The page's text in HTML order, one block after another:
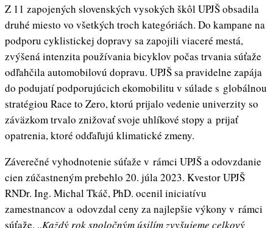
Z 11 zapojených slovenských vysokých škôl UPJŠ obsadila
druhé miesto vo všetkých troch kategóriách. Do kampane na
podporu cyklistickej dopravy sa zapojili viaceré mestá,
zvýšená intenzita používania bicyklov počas trvania súťaže
odľahčila automobilovú dopravu. UPJŠ sa pravidelne zapája
do podujatí podporujúcich ekomobilitu v súlade s globálnou
stratégiou Race to Zero, ktorú prijalo vedenie univerzity so
záväzkom trvalo znižovať svoje uhlíkové stopy a prijať
opatrenia, ktoré odďaľujú klimatické zmeny.
Záverečné vyhodnotenie súťaže v rámci UPJŠ a odovzdanie
cien zúčastneným prebehlo 20. júla 2023. Kvestor UPJŠ
RNDr. Ing. Michal Tkáč, PhD. ocenil iniciatívu
zamestnancov a odovzdal ceny za najlepšie výkony v rámci
súťaže. „Každý rok spoločným úsilím zvyšujeme celkový